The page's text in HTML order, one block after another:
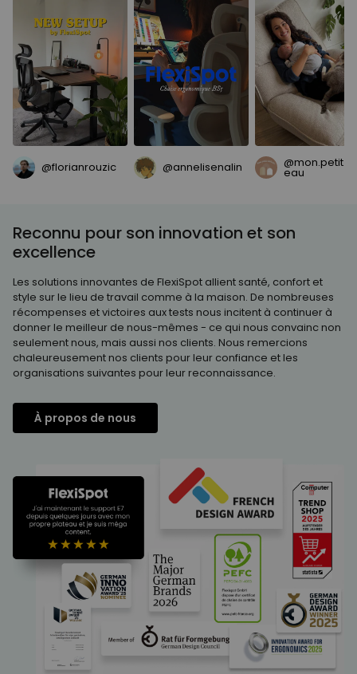
@florianrouzic @annelisenalin eau
Reconnu pour son innovation et son
excellence
Les solutions innovantes de FlexiSpot allient santé, confort et
style sur le lieu de travail comme à la maison. De nombreuses
récompenses et victoires aux tests nous incitent à continuer à
donner le meilleur de nous-mêmes - ce qui nous convainc non
seulement nous, mais aussi nos clients. Nous remercions
chaleureusement nos clients pour leur confiance et les
organisations suivantes pour leur reconnaissance.
À propos de nous